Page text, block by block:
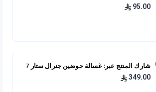
95.00
شارك المنتج عبر: غسالة حوضين جنرال ستار 7
كيلو - JNWM-701
349.00